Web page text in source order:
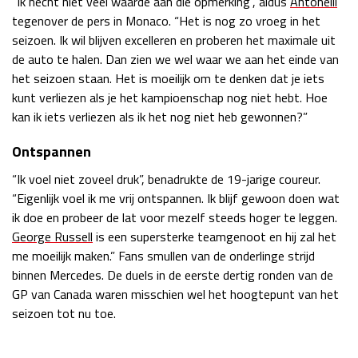
Race
zo 21:00 - 23:00
Kwalificatie
za 05:00 - 06:00
Race
zo 05:00 - 07:00
GP QATAR 2026 27 - 29 nov
Kwalificatie
za 19:00 - 20:00
Race
zo 17:00 - 19:00
GP ABU DHABI 2026 04 - 06 dec
Kwalificatie
za 15:00 - 16:00
tegenover de pers in Monaco. “Het is nog zo vroeg in het
seizoen. Ik wil blijven excelleren en proberen het maximale uit
de auto te halen. Dan zien we wel waar we aan het einde van
het seizoen staan. Het is moeilijk om te denken dat je iets
kunt verliezen als je het kampioenschap nog niet hebt. Hoe
kan ik iets verliezen als ik het nog niet heb gewonnen?”
Ontspannen
“Ik voel niet zoveel druk”, benadrukte de 19-jarige coureur.
“Eigenlijk voel ik me vrij ontspannen. Ik blijf gewoon doen wat
ik doe en probeer de lat voor mezelf steeds hoger te leggen.
George Russell is een supersterke teamgenoot en hij zal het
me moeilijk maken.” Fans smullen van de onderlinge strijd
binnen Mercedes. De duels in de eerste dertig ronden van de
GP van Canada waren misschien wel het hoogtepunt van het
seizoen tot nu toe.